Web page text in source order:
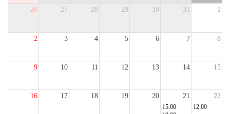
26
27 28 29 30 31 1
2 3 4 5 6 7 8
9 10 11 12 13 14 15
16 17 18 19 20 21 22
15:00
12:00